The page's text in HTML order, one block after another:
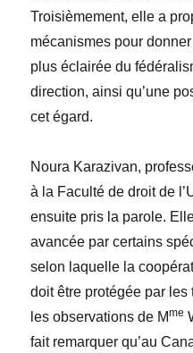
Troisièmement, elle a
mécanismes pour
plus éclairée du
direction, ainsi qu’une
cet égard.
Noura Karazivan,
à la Faculté de droit de
ensuite pris la parole.
avancée par certains
selon laquelle la
doit être protégée par les
les observations de Mme
fait remarquer qu’au